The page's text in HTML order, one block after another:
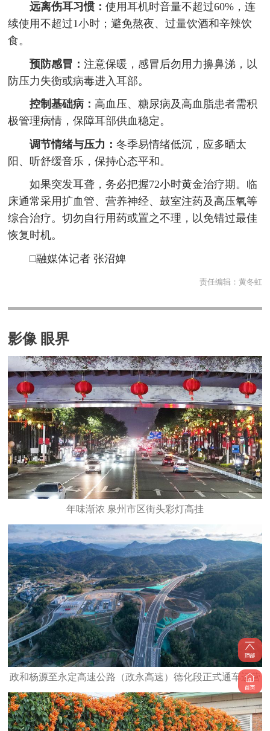
远离伤耳习惯： 使用耳机时音量不超过60%，连
续使用不超过1小时；避免熬夜、过量饮酒和辛辣饮
食。
预防感冒： 注意保暖，感冒后勿用力擤鼻涕，以
防压力失衡或病毒进入耳部。
控制基础病： 高血压、糖尿病及高血脂患者需积
极管理病情，保障耳部供血稳定。
调节情绪与压力： 冬季易情绪低沉，应多晒太
阳、听舒缓音乐，保持心态平和。
如果突发耳聋，务必把握72小时黄金治疗期。临
床通常采用扩血管、营养神经、鼓室注药及高压氧等
综合治疗。切勿自行用药或置之不理，以免错过最佳
恢复时机。
□融媒体记者 张沼婢
责任编辑： 黄冬虹
影像 眼界
年味渐浓 泉州市区街头彩灯高挂
政和杨源至永定高速公路（政永高速）德化段正式通车运营